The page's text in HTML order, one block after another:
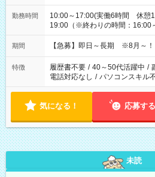
勤務時間
10:00～17:00(実働6時間 休憩
19:00（※終わりの時間：16:00
期間 【急募】即日～長期 ※8月～！
特徴 履歴書不要 / 40～50代活躍中 /
電話対応なし / パソコンスキル
気になる！ 応募する
未読